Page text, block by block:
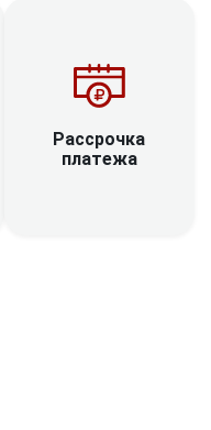
Рассрочка
платежа